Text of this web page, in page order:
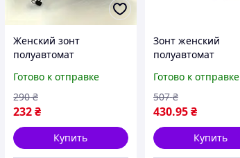
Женский зонт
полуавтомат
Качественный зонт
розовый Женские
красивые зонтики
Готово к отправке
232₴
290 ₴
Купить
Зонт женский
полуавтомат
Готово к отправке
430.95 ₴
507 ₴
Купить